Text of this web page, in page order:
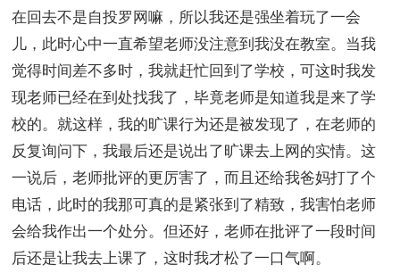
在回去不是自投罗网嘛，所以我还是强坐着玩了一会
儿，此时心中一直希望老师没注意到我没在教室。当我
觉得时间差不多时，我就赶忙回到了学校，可这时我发
现老师已经在到处找我了，毕竟老师是知道我是来了学
校的。就这样，我的旷课行为还是被发现了，在老师的
反复询问下，我最后还是说出了旷课去上网的实情。这
一说后，老师批评的更厉害了，而且还给我爸妈打了个
电话，此时的我那可真的是紧张到了精致，我害怕老师
会给我作出一个处分。但还好，老师在批评了一段时间
后还是让我去上课了，这时我才松了一口气啊。